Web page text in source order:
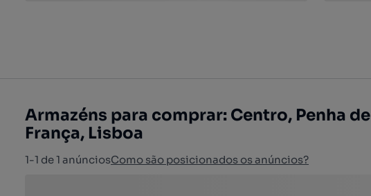
Armazéns para comprar: Centro, Penha de
França, Lisboa
1-1 de 1 anúnciosComo são posicionados os anúncios?